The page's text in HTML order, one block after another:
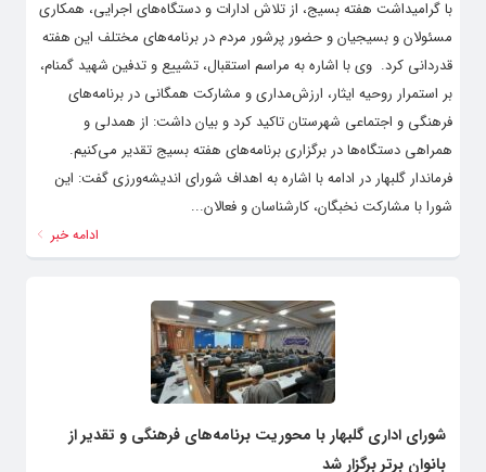
با گرامیداشت هفته بسیج، از تلاش ادارات و دستگاه‌های اجرایی، همکاری
مسئولان و بسیجیان و حضور پرشور مردم در برنامه‌های مختلف این هفته
قدردانی کرد. ‌ وی با اشاره به مراسم استقبال، تشییع و تدفین شهید گمنام،
بر استمرار روحیه ایثار، ارزش‌مداری و مشارکت همگانی در برنامه‌های
فرهنگی و اجتماعی شهرستان تاکید کرد و بیان داشت: از همدلی و
همراهی دستگاه‌ها در برگزاری برنامه‌های هفته بسیج تقدیر می‌کنیم. ‌
فرماندار گلبهار در ادامه با اشاره به اهداف شورای اندیشه‌ورزی گفت: این
شورا با مشارکت نخبگان، کارشناسان و فعالان...
ادامه خبر
شورای اداری گلبهار با محوریت برنامه‌های فرهنگی و تقدیر از
بانوان برتر برگزار شد